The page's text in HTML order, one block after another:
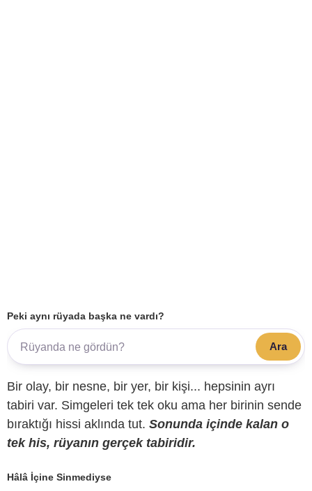
Peki aynı rüyada başka ne vardı?
Ara
Bir olay, bir nesne, bir yer, bir kişi... hepsinin ayrı
tabiri var. Simgeleri tek tek oku ama her birinin sende
bıraktığı hissi aklında tut. Sonunda içinde kalan o
tek his, rüyanın gerçek tabiridir.
Hâlâ İçine Sinmediyse